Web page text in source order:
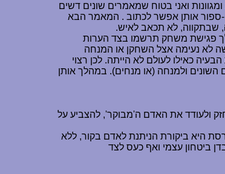
ואני בטוח שמאמרים שונים דשים
ספור אותן אפשר לכתוב . המאמר הבא
שבתקווה, לא תכאב לאיש.
פגישת משחק תרשמו בצד הערות
לא נעימה אצל השחקן או המנחה
כאילו לעולם לא הייתה. לכן רצוי
ולמנחה (או מנחים). במהלך אותן
ולעודד את האדם ה'מבוקר', להצביע על
היא ביקורת הניתנת לאדם בקור, ללא
ביטחון עצמי ואף כעס לצד